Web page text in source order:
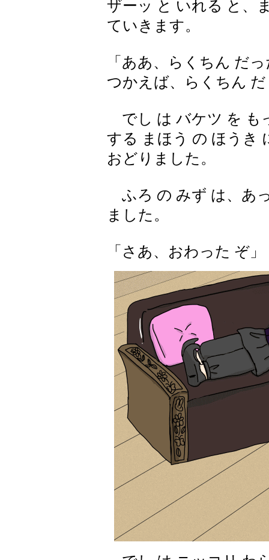
ザーッ と いれる と、
ていきます。
「ああ、らくちん だ
つかえば、らくちん だ
でし は バケツ を も
する まほう の ほうき
おどりました。
ふろ の みず は、あ
ました。
「さあ、おわった ぞ」